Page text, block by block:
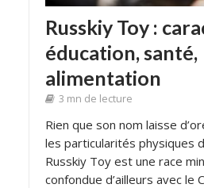
Russkiy Toy :
éducation, santé,
alimentation
3 mn de lecture
Rien que son nom laisse
les particularités physiques
Russkiy Toy est une race
confondue d’ailleurs avec le